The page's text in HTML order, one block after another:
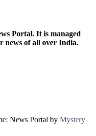
Portal. It is managed
news of all over India.
News Portal by Mystery